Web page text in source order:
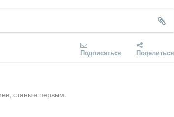
Подписаться Поделиться
станьте первым.